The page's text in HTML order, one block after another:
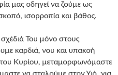
μας οδηγεί να ζούμε ως
ισορροπία και βάθος.
Του μόνο στους
καρδιά, νου και υπακοή
Κυρίου, μεταμορφωνόμαστε